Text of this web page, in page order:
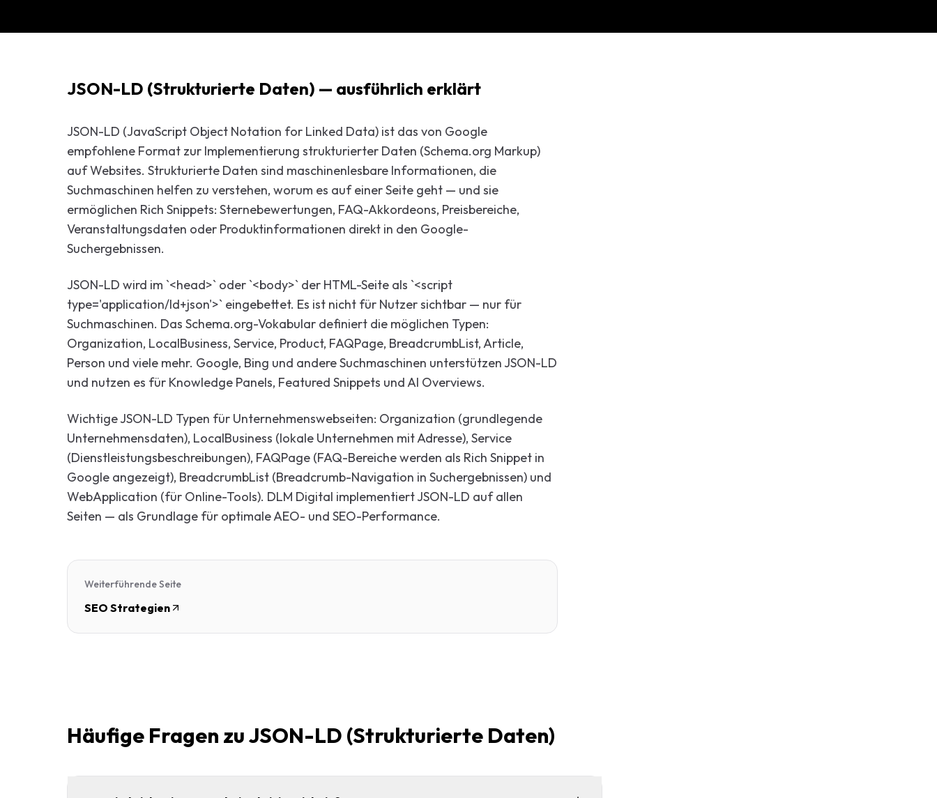
JSON-LD (Strukturierte Daten) — ausführlich erklärt
JSON-LD (JavaScript Object Notation for Linked Data) ist das von Google
empfohlene Format zur Implementierung strukturierter Daten (Schema.org Markup)
auf Websites. Strukturierte Daten sind maschinenlesbare Informationen, die
Suchmaschinen helfen zu verstehen, worum es auf einer Seite geht — und sie
ermöglichen Rich Snippets: Sternebewertungen, FAQ-Akkordeons, Preisbereiche,
Veranstaltungsdaten oder Produktinformationen direkt in den Google-
Suchergebnissen.
JSON-LD wird im `<head>` oder `<body>` der HTML-Seite als `<script
type='application/ld+json'>` eingebettet. Es ist nicht für Nutzer sichtbar — nur für
Suchmaschinen. Das Schema.org-Vokabular definiert die möglichen Typen:
Organization, LocalBusiness, Service, Product, FAQPage, BreadcrumbList, Article,
Person und viele mehr. Google, Bing und andere Suchmaschinen unterstützen JSON-LD
und nutzen es für Knowledge Panels, Featured Snippets und AI Overviews.
Wichtige JSON-LD Typen für Unternehmenswebseiten: Organization (grundlegende
Unternehmensdaten), LocalBusiness (lokale Unternehmen mit Adresse), Service
(Dienstleistungsbeschreibungen), FAQPage (FAQ-Bereiche werden als Rich Snippet in
Google angezeigt), BreadcrumbList (Breadcrumb-Navigation in Suchergebnissen) und
WebApplication (für Online-Tools). DLM Digital implementiert JSON-LD auf allen
Seiten — als Grundlage für optimale AEO- und SEO-Performance.
Weiterführende Seite
SEO Strategien
Häufige Fragen zu JSON-LD (Strukturierte Daten)